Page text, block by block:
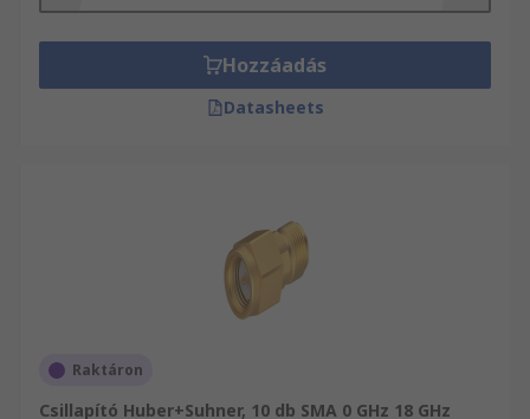
tételben vásárol, vagy csupán egy-egy árucikket
rendel, mindenképpen részesülhet másnapi
szállítási szolgáltatásunkból. Biztosak vagyunk
abban, hogy termékkínálatunkban megtalálja az
igényeinek megfelelő termékeket.
Hozzáadás
Datasheets
Raktáron
Csillapító Huber+Suhner, 10 db SMA 0 GHz 18 GHz